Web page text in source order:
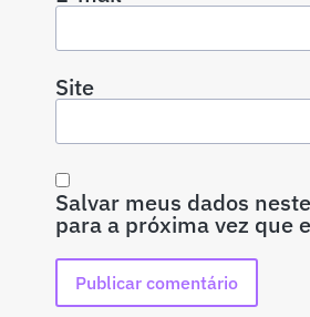
Site
Salvar meus dados
para a próxima vez que